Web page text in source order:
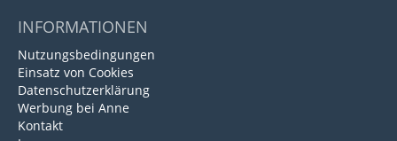
INFORMATIONEN
Nutzungsbedingungen
Einsatz von Cookies
Datenschutzerklärung
Werbung bei Anne
Kontakt